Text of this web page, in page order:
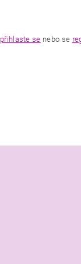
přihlaste se nebo se